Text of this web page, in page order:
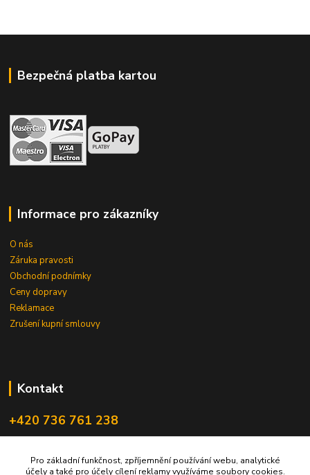
Bezpečná platba kartou
Informace pro zákazníky
O nás
Záruka pravosti
Obchodní podnímky
Ceny dopravy
Reklamace
Zrušení kupní smlouvy
Kontakt
+420 736 761 238
Pro základní funkčnost, zpříjemnění používání webu, analytické
účely a také pro účely cílení reklamy využíváme soubory cookies.